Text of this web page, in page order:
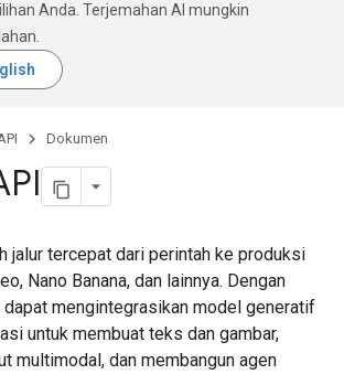
Anda. Terjemahan AI mungkin
Dokumen
jalur tercepat dari perintah ke produksi
Nano Banana, dan lainnya. Dengan
dapat mengintegrasikan model generatif
untuk membuat teks dan gambar,
multimodal, dan membangun agen